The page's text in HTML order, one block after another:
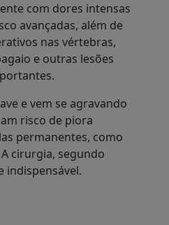
com dores intensas
avançadas, além de
nas vértebras,
e outras lesões
e vem se agravando
risco de piora
permanentes, como
cirurgia, segundo
indispensável.